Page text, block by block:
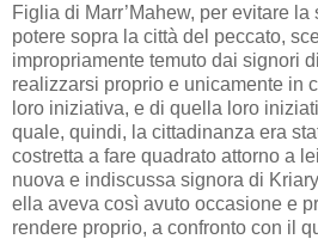
Figlia di Marr’Mahew, per evitare
potere sopra la città del peccato,
impropriamente temuto dai signori
realizzarsi proprio e unicamente in
loro iniziativa, e di quella loro
quale, quindi, la cittadinanza era
costretta a fare quadrato attorno a
nuova e indiscussa signora di
ella aveva così avuto occasione e
rendere proprio, a confronto con il